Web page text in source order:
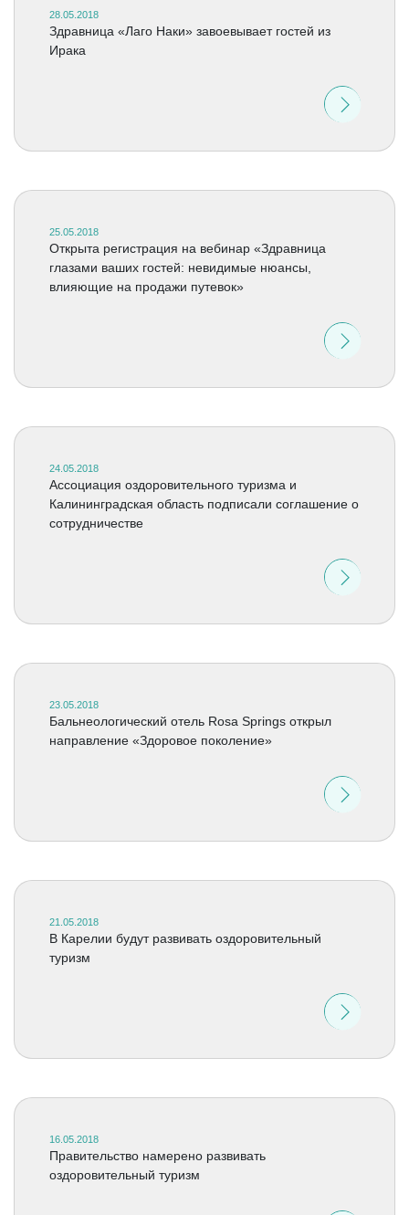
28.05.2018
Здравница «Лаго Наки» завоевывает гостей из
Ирака
25.05.2018
Открыта регистрация на вебинар «Здравница
глазами ваших гостей: невидимые нюансы,
влияющие на продажи путевок»
24.05.2018
Ассоциация оздоровительного туризма и
Калининградская область подписали соглашение о
сотрудничестве
23.05.2018
Бальнеологический отель Rosa Springs открыл
направление «Здоровое поколение»
21.05.2018
В Карелии будут развивать оздоровительный
туризм
16.05.2018
Правительство намерено развивать
оздоровительный туризм